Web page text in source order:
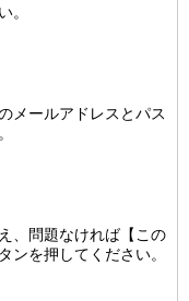
。
メールアドレスとパス
、問題なければ【この
ンを押してください。